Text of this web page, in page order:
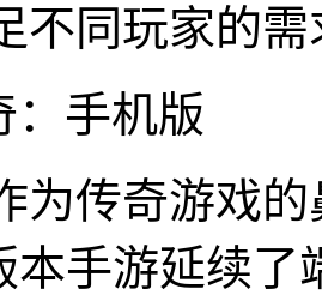
不同玩家的需
：手机版
为传奇游戏
本手游延续